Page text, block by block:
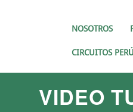
NOSOTROS
CIRCUITOS
VIDEO